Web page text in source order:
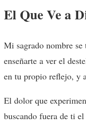
El Que Ve a
Mi sagrado nombre
enseñarte a ver el
en tu propio reflejo, y
El dolor que
buscando fuera de ti